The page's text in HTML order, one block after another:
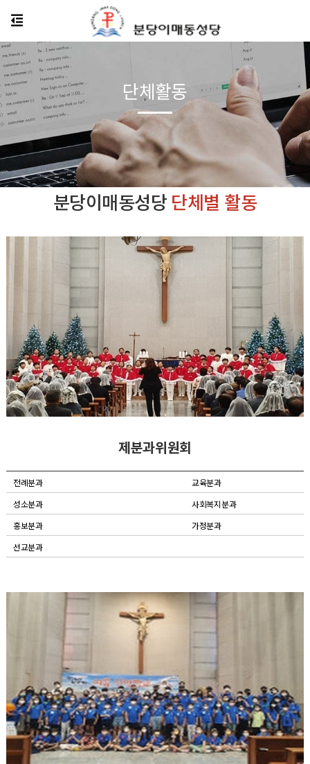
단체활동
분당이매동성당 단체별 활동
제분과위원회
전례분과
교육분과
성소분과
사회복지분과
홍보분과
가정분과
선교분과